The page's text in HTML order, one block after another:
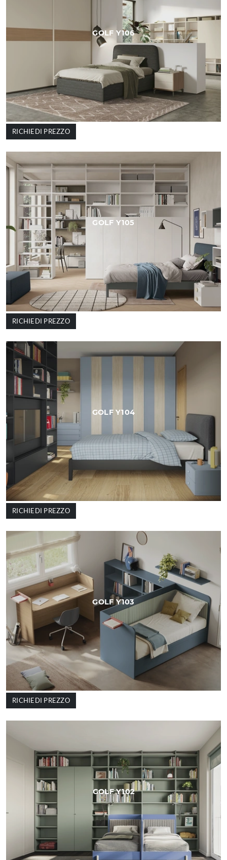
GOLF Y106
RICHIEDI PREZZO
GOLF Y105
RICHIEDI PREZZO
GOLF Y104
RICHIEDI PREZZO
GOLF Y103
RICHIEDI PREZZO
GOLF Y102